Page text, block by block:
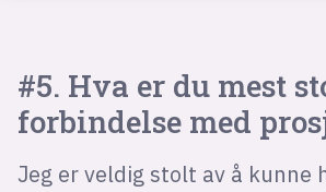
#5. Hva er du mest
forbindelse med
Jeg er veldig stolt av å kunne